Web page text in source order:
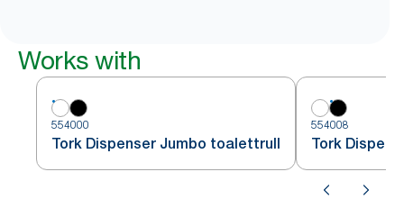
Works with
554000
Tork Dispenser Jumbo toalettrull
554008
Tork